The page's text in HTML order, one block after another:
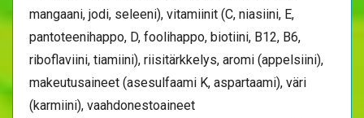
mangaani, jodi, seleeni), vitamiinit (C, niasiini, E,
pantoteenihappo, D, foolihappo, biotiini, B12, B6,
riboflaviini, tiamiini), riisitärkkelys, aromi (appelsiini),
makeutusaineet (asesulfaami K, aspartaami), väri
(karmiini), vaahdonestoaineet